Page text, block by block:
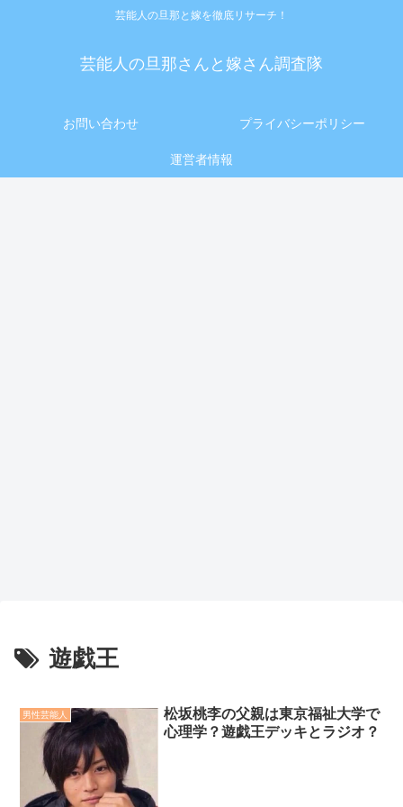
芸能人の旦那と嫁を徹底リサーチ！
芸能人の旦那さんと嫁さん調査隊
お問い合わせ プライバシーポリシー
運営者情報
遊戯王
男性芸能人
松坂桃李の父親は東京福祉大学で
心理学？遊戯王デッキとラジオ？